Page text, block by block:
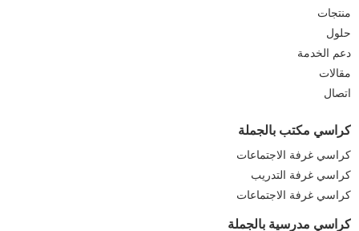
منتجات
حلول
دعم الخدمة
مقالات
اتصال
كراسي مكتب بالجملة
كراسي غرفة الاجتماعات
كراسي غرفة التدريب
كراسي غرفة الاجتماعات
كراسي مدرسية بالجملة